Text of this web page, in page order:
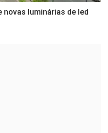
novas luminárias de led